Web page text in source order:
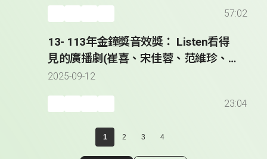
57:02
13- 113年金鐘獎音效獎： Listen看得
見的廣播劇(崔喜、宋佳蓉、范維珍、
張芷榕)
2025-09-12
23:04
1 2 3 4